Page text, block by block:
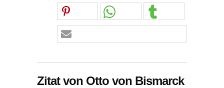
Zitat von Otto von Bismarck